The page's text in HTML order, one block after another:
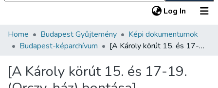
Log In (current)
Communities & Collections
Statistics
Home Budapest Gyűjtemény
Képi dokumentumok
Budapest-képarchívum
[A Károly körút 15. és 17-19. (Orczy-ház) bontása]
[A Károly körút 15. és 17-19.